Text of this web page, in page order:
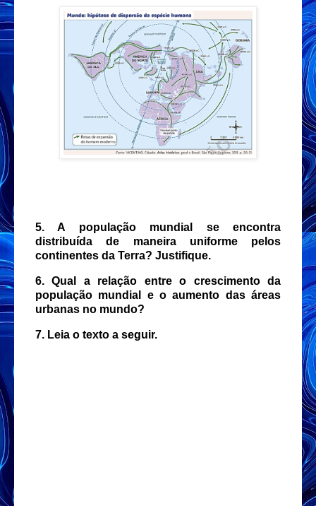
5. A população mundial se encontra
distribuída de maneira uniforme pelos
continentes da Terra? Justifique.
6. Qual a relação entre o crescimento da
população mundial e o aumento das áreas
urbanas no mundo?
7. Leia o texto a seguir.